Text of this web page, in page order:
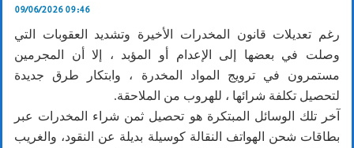
09/06/2026 09:46
رغم تعديلات قانون المخدرات الأخيرة وتشديد العقوبات التي
وصلت في بعضها إلى الإعدام أو المؤبد ، إلا أن المجرمين
مستمرون في ترويج المواد المخدرة ، وابتكار طرق جديدة
لتحصيل تكلفة شرائها ، للهروب من الملاحقة.
آخر تلك الوسائل المبتكرة هو تحصيل ثمن شراء المخدرات عبر
بطاقات شحن الهواتف النقالة كوسيلة بديلة عن النقود، والغريب